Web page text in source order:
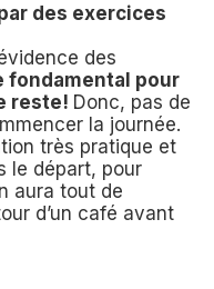
des exercices
des
fondamental pour
reste! Donc, pas de
la journée.
très pratique et
le départ, pour
aura tout de
d’un café avant